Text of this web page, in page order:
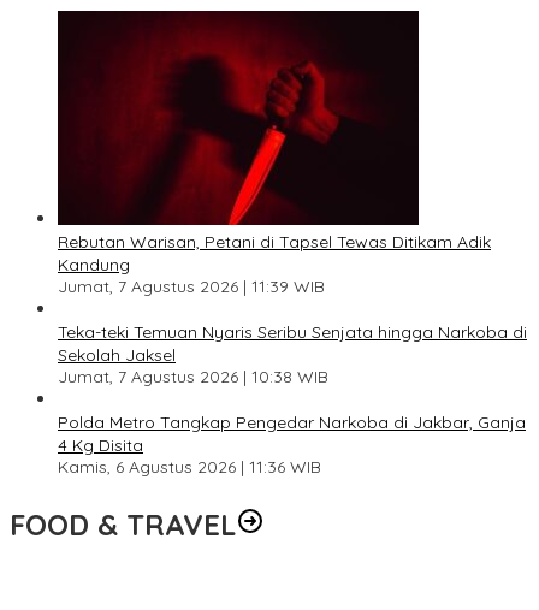
Rebutan Warisan, Petani di Tapsel Tewas Ditikam Adik
Kandung
Jumat, 7 Agustus 2026 | 11:39 WIB
Teka-teki Temuan Nyaris Seribu Senjata hingga Narkoba di
Sekolah Jaksel
Jumat, 7 Agustus 2026 | 10:38 WIB
Polda Metro Tangkap Pengedar Narkoba di Jakbar, Ganja
4 Kg Disita
Kamis, 6 Agustus 2026 | 11:36 WIB
FOOD & TRAVEL